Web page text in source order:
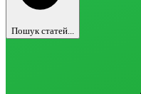
Пошук статей...